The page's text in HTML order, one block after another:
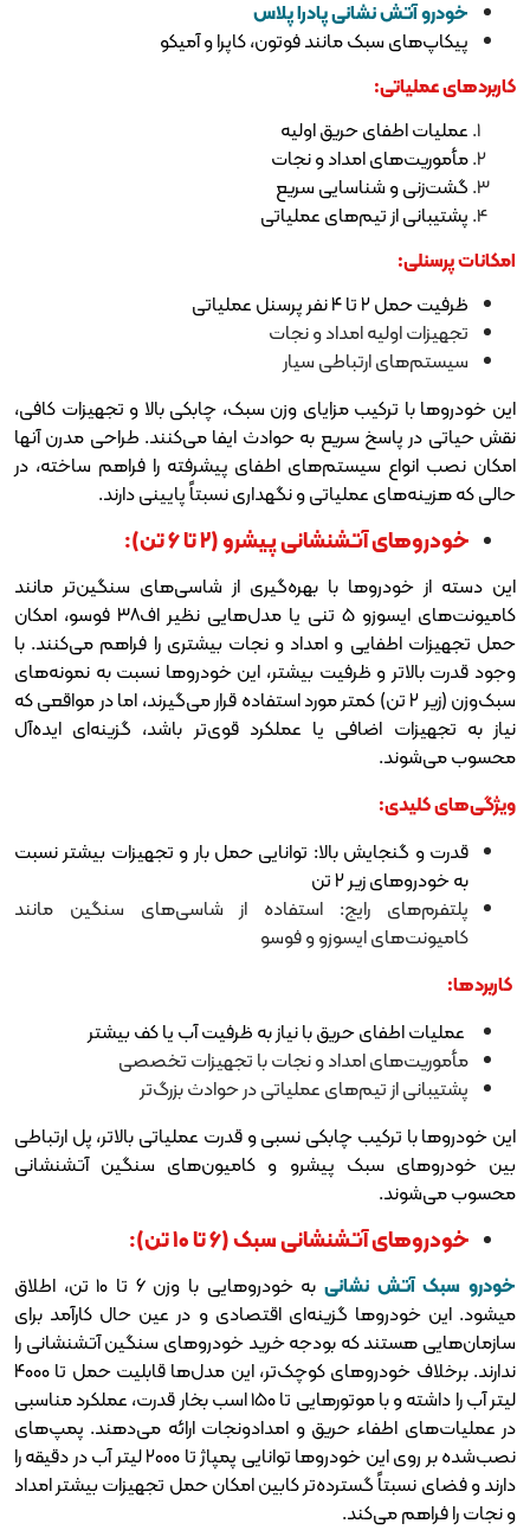
پادرا پلاس
مانند فوتون، کاپرا و آمیکو
حریق اولیه
امداد و نجات
سریع
تیم‌های عملیاتی
امداد و نجات
سیار
مزایای وزن سبک، چابکی بالا و تجهیزات کافی،
سریع به حوادث ایفا می‌کنند. طراحی مدرن آنها
سیستم‌های اطفای پیشرفته را فراهم ساخته، در
و نگهداری نسبتاً پایینی دارند.
پیشرو (۲ تا ۶ تن):
با بهره‌گیری از شاسی‌های سنگین‌تر مانند
کامیونت‌های ایسوزو ۵ تنی یا مدل‌هایی نظیر اف‌۳۸ فوسو، امکان
و امداد و نجات بیشتری را فراهم می‌کنند. با
و ظرفیت بیشتر، این خودروها نسبت به نمونه‌های
(زیر ۲ تن) کمتر مورد استفاده قرار می‌گیرند، اما در مواقعی که
اضافی یا عملکرد قوی‌تر باشد، گزینه‌ای ایده‌آل
بالا: توانایی حمل بار و تجهیزات بیشتر نسبت
رایج: استفاده از شاسی‌های سنگین مانند
ایسوزو و فوسو
حریق با نیاز به ظرفیت آب یا کف بیشتر
امداد و نجات با تجهیزات تخصصی
تیم‌های عملیاتی در حوادث بزرگ‌تر
چابکی نسبی و قدرت عملیاتی بالاتر، پل ارتباطی
پیشرو و کامیون‌های سنگین آتشنشانی
سبک (۶ تا ۱۰ تن):
نشانی
به خودروهایی با وزن ۶ تا ۱۰ تن، اطلاق
گزینه‌ای اقتصادی و در عین حال کارآمد برای
که بودجه خرید خودروهای سنگین آتشنشانی را
ندارند. برخلاف خودروهای کوچک‌تر، این مدل‌ها قابلیت حمل تا ۴۰۰۰
لیتر آب را داشته و با موتورهایی تا ۱۵۰ اسب بخار قدرت، عملکرد مناسبی
حریق و امدادونجات ارائه می‌دهند. پمپ‌های
نصب‌شده بر روی این خودروها توانایی پمپاژ تا ۲۰۰۰ لیتر آب در دقیقه را
گسترده‌تر کابین امکان حمل تجهیزات بیشتر امداد